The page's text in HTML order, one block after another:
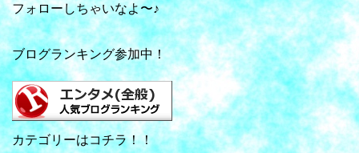
フォローしちゃいなよ〜♪
ブログランキング参加中！
カテゴリーはコチラ！！